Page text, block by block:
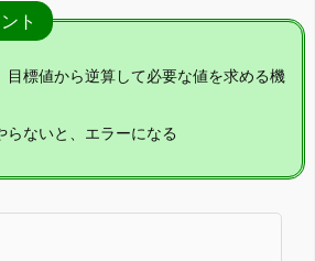
ト
目標値から逆算して必要な値を求める機
らないと、エラーになる